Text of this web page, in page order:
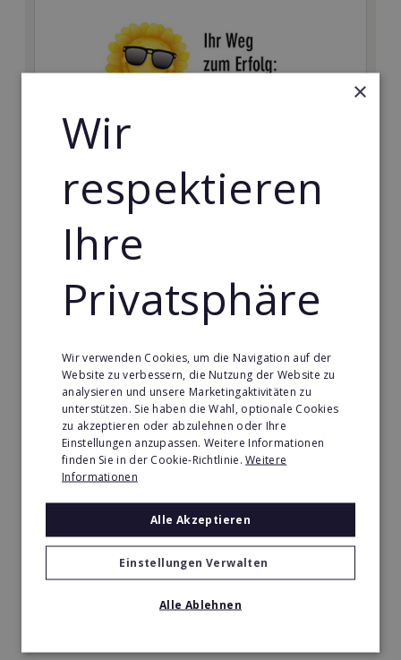
Card Group International
Werden Sie Unternehmer mit einem weltführenden
Franchisesystem!
Min. Eigenkapital:
12.000 €
Merken
Durchsuchen Sie die Konzepte in
Obwalden nach Branche
Auto, KFZ & Fahrzeug Franchise in Obwalden
Automaten-Lizenz Franchise in Obwalden
Bäckerei Franchise in Obwalden
Senioren- & Pflegedienste Franchise in Obwalden
Fitness & Gesundheit Franchise in Obwalden
×
Wir
respektieren
Ihre
Privatsphäre
Wir verwenden Cookies, um die Navigation auf der
Website zu verbessern, die Nutzung der Website zu
analysieren und unsere Marketingaktivitäten zu
unterstützen. Sie haben die Wahl, optionale Cookies
zu akzeptieren oder abzulehnen oder Ihre
Einstellungen anzupassen. Weitere Informationen
finden Sie in der Cookie-Richtlinie.Weitere
Informationen
Alle Akzeptieren
Einstellungen Verwalten
Alle Ablehnen